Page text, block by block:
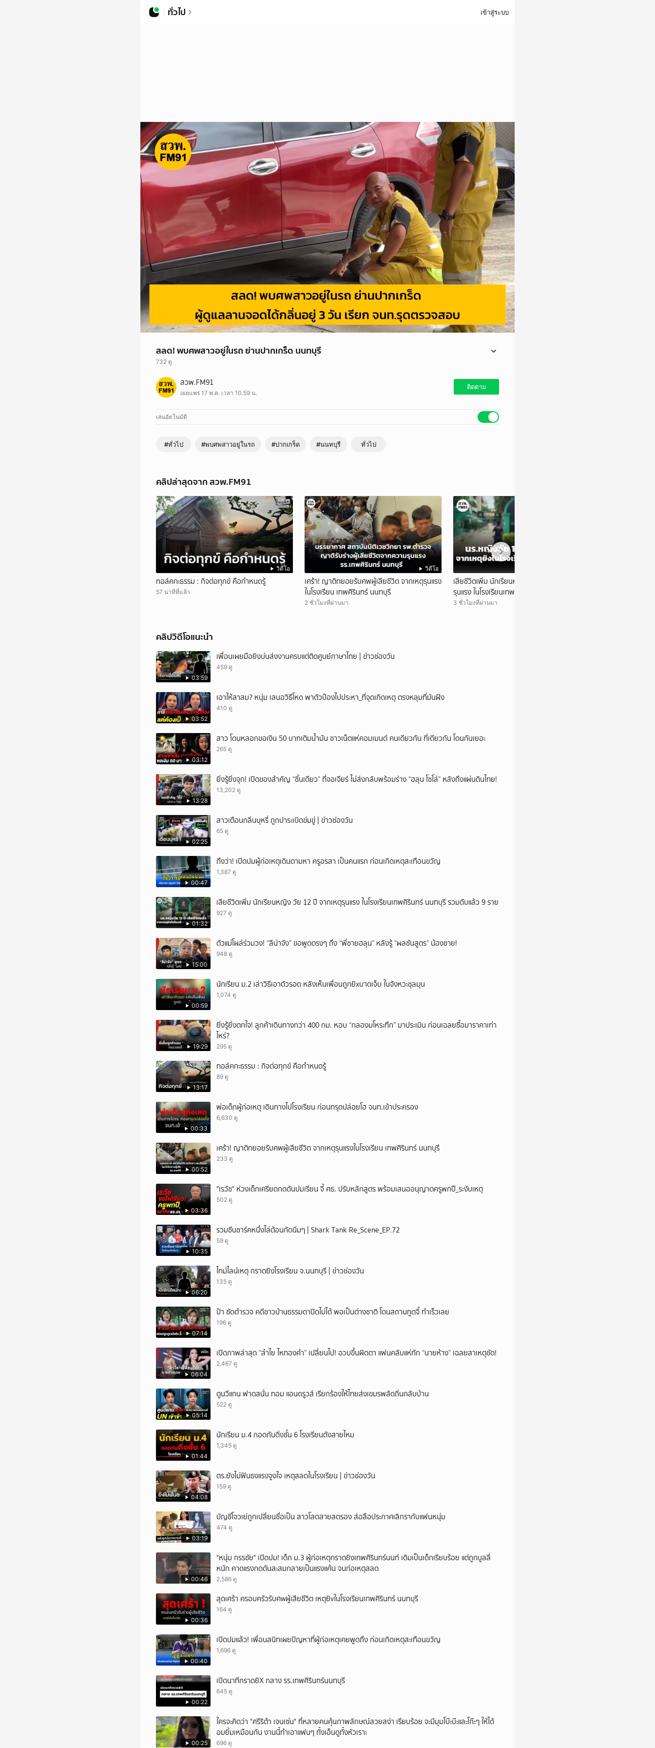
ทั่วไป เข้าสู่ระบบ
สลด! พบศพสาวอยู่ในรถ ย่านปากเกร็ด นนทบุรี
732 ดู
สลด! พบศพสาวอยู่ในรถ ย่านปากเกร็ด นนทบุรี
อ่านข่าวhttps://www.fm91bkk.com/newsarticle/72032
สวพ.FM91
เผยแพร่ 17 พ.ค. เวลา 10.59 น.
ติดตาม
เล่นอัตโนมัติ
#ทั่วไป #พบศพสาวอยู่ในรถ #ปากเกร็ด #นนทบุรี ทั่วไป
คลิปล่าสุดจาก สวพ.FM91
วิดีโอ
ทอล์คกะธรรม : กิจต่อทุกข์ คือกำหนดรู้
57 นาทีที่แล้ว
วิดีโอ
เศร้า! ญาติทยอยรับศพผู้เสียชีวิต จากเหตุรุนแรง
ในโรงเรียน เทพศิรินทร์ นนทบุรี
2 ชั่วโมงที่ผ่านมา
เสียชีวิตเพิ่ม นักเรียนหญิง วัย 12 ปี จากเหตุ
รุนแรง ในโรงเรียนเทพศิรินทร์ นนทบุรี รวมดับ
แล้ว 9 ราย
3 ชั่วโมงที่ผ่านมา
คลิปวิดีโอแนะนำ
03:59
เพื่อนเผยมือยิงบ่นส่งงานครบแต่ติดศูนย์ภาษาไทย | ข่าวช่องวัน
459 ดู
03:52
เอาให้สาสม? หนุ่ม เสนอวิธีโหด พาตัวป๋องไปประหา_ที่จุดเกิดเหตุ ตรงหลุมที่มันฝัง
410 ดู
03:12
สาว โดนหลอกขอเงิน 50 บาทเติมน้ำมัน ชาวเน็ตแห่คอมเมนต์ คนเดียวกัน ที่เดียวกัน โดนกันเยอะ
265 ดู
13:28
ยิ่งรู้ยิ่งจุก! เปิดของสำคัญ “ชิ้นเดียว” ที่จอเจียร์ ไม่ส่งกลับพร้อมร่าง “ฮลุน โซโล่” หลังถึงแผ่นดินไทย!
13,202 ดู
02:25
สาวเตือนกลิ่นบุหรี่ ถูกปาระเบิดข่มขู่ | ข่าวช่องวัน
65 ดู
00:47
ถึงว่า! เปิดปมผู้ก่อเหตุเดินตามหา ครูอรสา เป็นคนแรก ก่อนเกิดเหตุสะเทือนขวัญ
1,387 ดู
01:32
เสียชีวิตเพิ่ม นักเรียนหญิง วัย 12 ปี จากเหตุรุนแรง ในโรงเรียนเทพศิรินทร์ นนทบุรี รวมดับแล้ว 9 ราย
927 ดู
15:00
ตัวแม่โผล่ร่วมวง! “ลีน่าจัง” ขอพูดตรงๆ ถึง “พี่ชายฮลุน” หลังรู้ “ผลชันสูตร” น้องชาย!
948 ดู
00:59
นักเรียน ม.2 เล่าวิธีเอาตัวรอด หลังเห็นเพื่อนถูกยิxบาดเจ็บ ในจังหวะชุลมุน
1,074 ดู
19:29
ยิ่งรู้ยิ่งตกใจ! ลูกค้าเดินทางกว่า 400 กม. หอบ “กลองมโหระทึก” มาประเมิน ก่อนเฉลยซื้อมาราคาเท่า
ไหร่?
295 ดู
13:17
ทอล์คกะธรรม : กิจต่อทุกข์ คือกำหนดรู้
89 ดู
00:33
พ่อเด็กผู้ก่อเหตุ เดินทางไปโรงเรียน ก่อนทรุดปล่อยโฮ จนท.เข้าประครอง
6,630 ดู
00:52
เศร้า! ญาติทยอยรับศพผู้เสียชีวิต จากเหตุรุนแรงในโรงเรียน เทพศิรินทร์ นนทบุรี
233 ดู
03:36
"เรวัช" ห่วงเด็กเครียดกดดันปมเรียน จี้ ศธ. ปรับหลักสูตร พร้อมเสนออนุญาตครูพกปื_ระงับเหตุ
502 ดู
10:35
รวมซีนชาร์คหนึ่งไล่ต้อนกัดนิ่มๆ | Shark Tank Re_Scene_EP.72
59 ดู
06:20
ไทม์ไลน์เหตุ กราดยิงโรงเรียน จ.นนทบุรี | ข่าวช่องวัน
135 ดู
07:14
ป้า ซัดตำรวจ คดีชาวบ้านธรรมดาปิดไม่ได้ พอเป็นต่างชาติ โดนสถานทูตจี้ ทำเร็วเลย
196 ดู
06:04
เปิดภาพล่าสุด “ลำไย ไหทองคำ” เปลี่ยนไป! อวบขึ้นผิดตา แฟนคลับแห่ทัก “นายห้าง” เฉลยสาเหตุชัด!
2,467 ดู
05:14
ตูนวีแกน ฟาดสนั่น ทอม แอนดรูวส์ เรียกร้องให้ไทยส่งเขมรพลัดถิ่นกลับบ้าน
522 ดู
01:44
นักเรียน ม.4 กอดกันดิ่งชั้น 6 โรงเรียนดังสายไหม
1,345 ดู
04:08
ตร.ยังไม่ฟันธงแรงจูงใจ เหตุสลดในโรงเรียน | ข่าวช่องวัน
159 ดู
03:19
บัญชีโจวเย่ถูกเปลี่ยนชื่อเป็น สาวโสดสายสตรอง ส่อลือประกาศเลิกรากับแฟนหนุ่ม
474 ดู
00:46
"หนุ่ม กรรชัย" เปิดปม! เด็ก ม.3 ผู้ก่อเหตุกราดยิงเทพศิรินทร์นนท์ เดิมเป็นเด็กเรียบร้อย แต่ถูกบูลลี่
หนัก คาดแรงกดดันสะสมกลายเป็นแรงแค้น จนก่อเหตุสลด
2,586 ดู
00:36
สุดเศร้า ครอบครัวรับศwผู้เสียชีวิต เหตุยิvในโรงเรียนเทพศิรินทร์ นนทบุรี
164 ดู
00:40
เปิดปมแล้ว! เพื่อนสนิทเผยปัญหาที่ผู้ก่อเหตุเคยพูดถึง ก่อนเกิดเหตุสะเทือนขวัญ
1,696 ดู
00:22
เปิดนาทีกราดยิX กลาง รร.เทพศิรินทร์นนทบุรี
645 ดู
00:25
ใครจะคิดว่า "ศรีริต้า เจนเซ่น" ที่หลายคนคุ้นภาพลักษณ์สวยสง่า เรียบร้อย จะมีมุมโบ๊ะบ๊ะและโก๊ะๆ ให้ได้
อมยิ้มเหมือนกัน งานนี้ทำเอาแฟนๆ ทั้งเอ็นดูทั้งหัวเราะ
696 ดู
ยกเลิก